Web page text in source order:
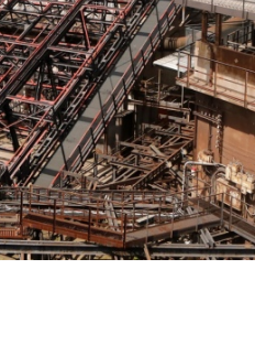
im Hintergrund
Veith